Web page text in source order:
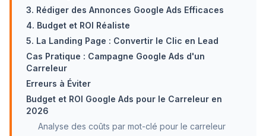
3. Rédiger des Annonces Google Ads Efficaces
4. Budget et ROI Réaliste
5. La Landing Page : Convertir le Clic en Lead
Cas Pratique : Campagne Google Ads d'un
Carreleur
Erreurs à Éviter
Budget et ROI Google Ads pour le Carreleur en
2026
Analyse des coûts par mot-clé pour le carreleur